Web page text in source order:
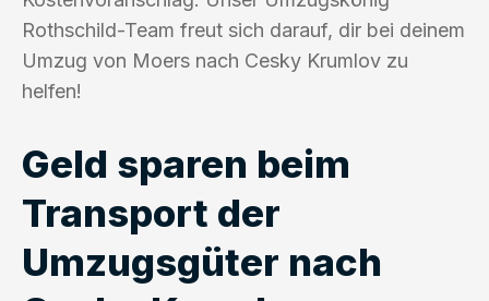
Rothschild-Team freut sich darauf, dir bei deinem
Umzug von Moers nach Cesky Krumlov zu
helfen!
Geld sparen beim
Transport der
Umzugsgüter nach